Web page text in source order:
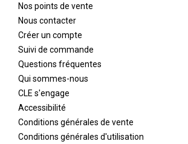
Nos points de vente
Nous contacter
Créer un compte
Suivi de commande
Questions fréquentes
Qui sommes-nous
CLE s'engage
Accessibilité
Conditions générales de vente
Conditions générales d'utilisation